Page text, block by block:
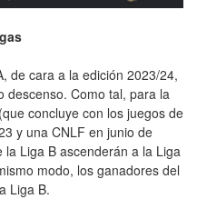
de cara a la edición 2023/24,
descenso. Como tal, para la
concluye con los juegos de
y una CNLF en junio de
Liga B ascenderán a la Liga
modo, los ganadores del
Liga B.